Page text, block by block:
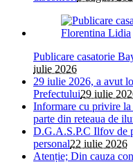
Publicare casatorie
iulie 2026
29 iulie 2026, a avut
Prefectului29 iulie
Informare cu privire
parte din reteaua de
D.G.A.S.P.C Ilfov de
personal22 iulie 2026
Atenție; Din cauza